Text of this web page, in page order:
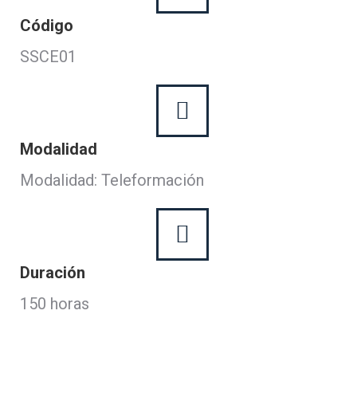
Código
SSCE01
Modalidad
Modalidad: Teleformación
Duración
150 horas